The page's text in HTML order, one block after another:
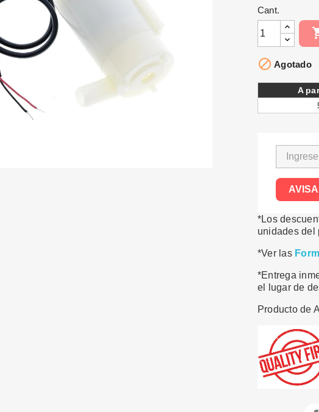
Cant.
 Agotado
A
*Los
unidades del
*Ver las
*Entrega
el lugar de
Producto de